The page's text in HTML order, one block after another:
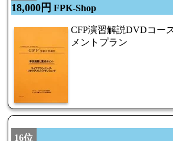
18,000円 FPK-Shop
CFP演習解説DVDコー
メントプラン
16位